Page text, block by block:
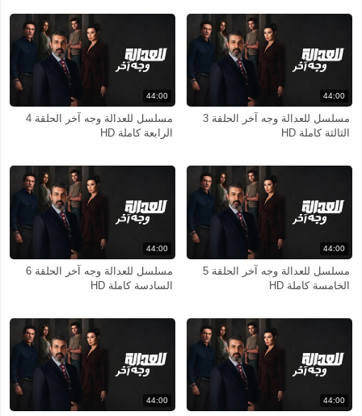
44:00
مسلسل للعدالة وجه آخر الحلقة 3
الثالثة كاملة HD
44:00
مسلسل للعدالة وجه آخر الحلقة 4
الرابعة كاملة HD
44:00
مسلسل للعدالة وجه آخر الحلقة 5
الخامسة كاملة HD
44:00
مسلسل للعدالة وجه آخر الحلقة 6
السادسة كاملة HD
44:00
44:00